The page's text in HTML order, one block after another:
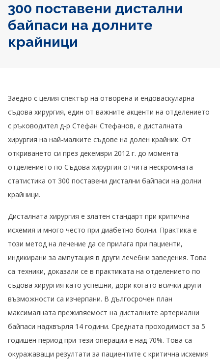
300 поставени дистални
байпаси на долните
крайници
Заедно с целия спектър на отворена и ендоваскуларна
съдова хирургия, един от важните акценти на отделението
с ръководител д-р Стефан Стефанов, е дисталната
хирургия на най-малките съдове на долен крайник. От
откриването си през декември 2012 г. до момента
отделението по Съдова хирургия отчита нескромната
статистика от 300 поставени дистални байпаси на долни
крайници.
Дисталната хирургия е златен стандарт при критична
исхемия и много често при диабетно болни. Практика е
този метод на лечение да се прилага при пациенти,
индикирани за ампутация в други лечебни заведения. Това
са техники, доказали се в практиката на отделението по
съдова хирургия като успешни, дори когато всички други
възможности са изчерпани. В дългосрочен план
максималната преживяемост на дисталните артериални
байпаси надхвърля 14 години. Средната проходимост за 5
годишен период при тези операции е над 70%. Това са
окуражаващи резултати за пациентите с критична исхемия